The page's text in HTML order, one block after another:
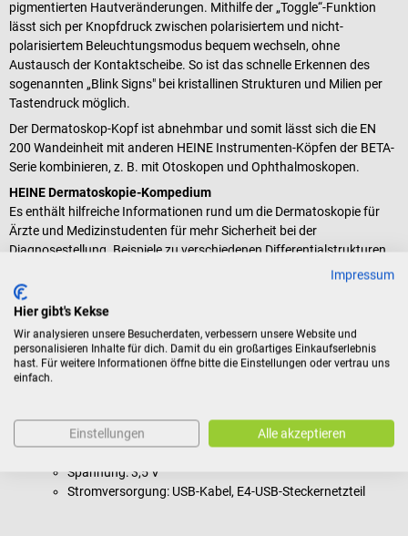
pigmentierten Hautveränderungen. Mithilfe der „Toggle“-Funktion
lässt sich per Knopfdruck zwischen polarisiertem und nicht-
polarisiertem Beleuchtungsmodus bequem wechseln, ohne
Austausch der Kontaktscheibe. So ist das schnelle Erkennen des
sogenannten „Blink Signs" bei kristallinen Strukturen und Milien per
Tastendruck möglich.
Der Dermatoskop-Kopf ist abnehmbar und somit lässt sich die EN
200 Wandeinheit mit anderen HEINE Instrumenten-Köpfen der BETA-
Serie kombinieren, z. B. mit Otoskopen und Ophthalmoskopen.
HEINE Dermatoskopie-Kompedium
Es enthält hilfreiche Informationen rund um die Dermatoskopie für
Ärzte und Medizinstudenten für mehr Sicherheit bei der
Diagnosestellung. Beispiele zu verschiedenen Differentialstrukturen
sowie Farben im dermatoskopischen Bild und deren Zuordnung
zeigen anschaulich die Diagnosemöglichkeiten beim Hautscreening
mit einem hochwertigen Dermatoskop.
Technische Details
DELTA 20 T Dermatoskop-Kopf:
Korrekturausgleich: -6/+6 dpt.
Spannung: 3,5 V
Stromversorgung: USB-Kabel, E4-USB-Steckernetzteil
Impressum
Hier gibt's Kekse
Wir analysieren unsere Besucherdaten, verbessern unsere Website und
personalisieren Inhalte für dich. Damit du ein großartiges Einkaufserlebnis
hast. Für weitere Informationen öffne bitte die Einstellungen oder vertrau uns
einfach.
Einstellungen Alle akzeptieren